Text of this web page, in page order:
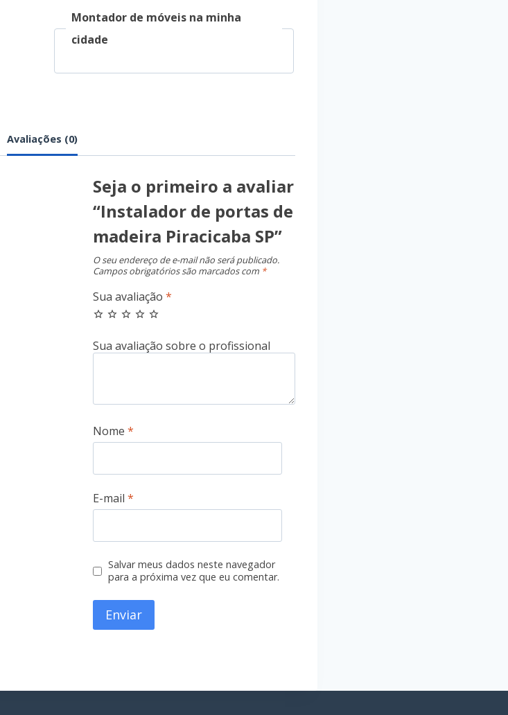
Montador de móveis na minha
cidade
Avaliações (0)
Seja o primeiro a avaliar
“Instalador de portas de
madeira Piracicaba SP”
O seu endereço de e-mail não será publicado.
Campos obrigatórios são marcados com *
Sua avaliação *
Nome *
E-mail *
Salvar meus dados neste navegador
para a próxima vez que eu comentar.